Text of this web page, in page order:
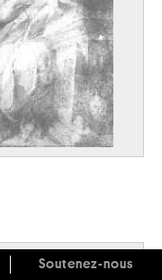
Soutenez-nous